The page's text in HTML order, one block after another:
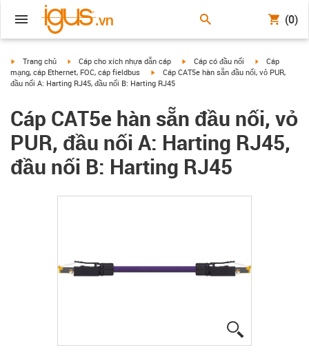
(0)
igus-icon-arrow-right
Trang chủ igus-icon-arrow-right
Cáp cho xích nhựa dẫn cáp igus-icon-arrow-right
Cáp có đầu nối igus-icon-
Cáp
mạng, cáp Ethernet, FOC, cáp fieldbus
igus-icon-arrow-right
Cáp CAT5e hàn sẵn đầu nối, vỏ PUR,
đầu nối A: Harting RJ45, đầu nối B: Harting RJ45
Cáp CAT5e hàn sẵn đầu nối, vỏ
PUR, đầu nối A: Harting RJ45,
đầu nối B: Harting RJ45